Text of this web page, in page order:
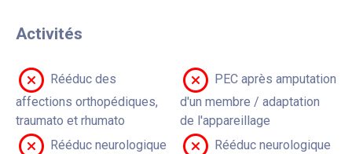
Activités
Rééduc des
affections orthopédiques,
traumato et rhumato
PEC après amputation
d'un membre / adaptation
de l'appareillage
Rééduc neurologique
Rééduc neurologique